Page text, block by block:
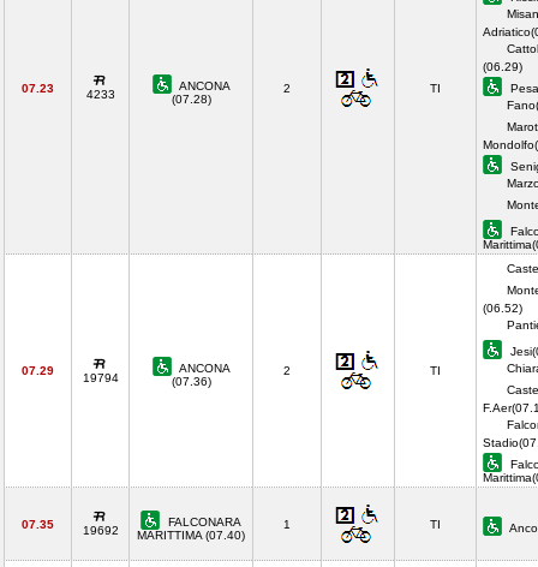
07.23 4233
ANCONA
(07.28)
2 TI
(06.29)
07.29
19794
ANCONA
(07.36)
2 TI
(06.52)
07.35 19692
FALCONARA
MARITTIMA (07.40)
1 TI